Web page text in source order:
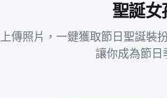
聖誕
上傳照片，一鍵獲取節日聖誕裝
讓你成為節日